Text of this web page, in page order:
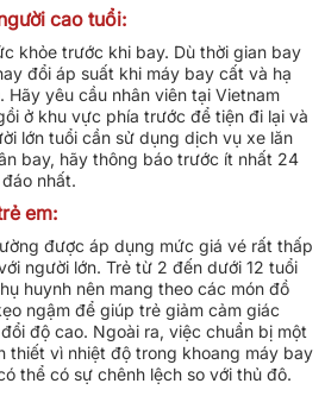
cao tuổi:
khỏe trước khi bay. Dù thời gian bay
đổi áp suất khi máy bay cất và hạ
yêu cầu nhân viên tại Vietnam
ở khu vực phía trước để tiện đi lại và
lớn tuổi cần sử dụng dịch vụ xe lăn
bay, hãy thông báo trước ít nhất 24
nhất.
em:
được áp dụng mức giá vé rất thấp
người lớn. Trẻ từ 2 đến dưới 12 tuổi
huynh nên mang theo các món đồ
ngậm để giúp trẻ giảm cảm giác
độ cao. Ngoài ra, việc chuẩn bị một
thiết vì nhiệt độ trong khoang máy bay
thể có sự chênh lệch so với thủ đô.